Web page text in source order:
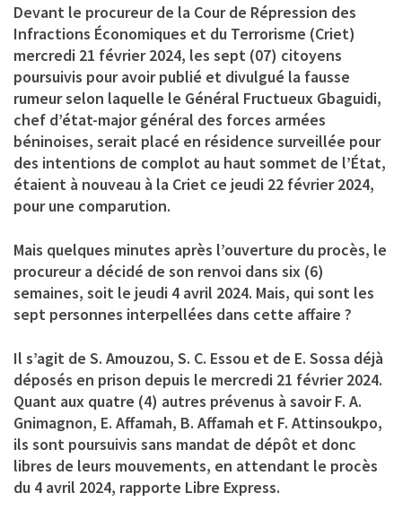
Devant le procureur de la Cour de Répression des
Infractions Économiques et du Terrorisme (Criet)
mercredi 21 février 2024, les sept (07) citoyens
poursuivis pour avoir publié et divulgué la fausse
rumeur selon laquelle le Général Fructueux Gbaguidi,
chef d’état-major général des forces armées
béninoises, serait placé en résidence surveillée pour
des intentions de complot au haut sommet de l’État,
étaient à nouveau à la Criet ce jeudi 22 février 2024,
pour une comparution.
Mais quelques minutes après l’ouverture du procès, le
procureur a décidé de son renvoi dans six (6)
semaines, soit le jeudi 4 avril 2024. Mais, qui sont les
sept personnes interpellées dans cette affaire ?
Il s’agit de S. Amouzou, S. C. Essou et de E. Sossa déjà
déposés en prison depuis le mercredi 21 février 2024.
Quant aux quatre (4) autres prévenus à savoir F. A.
Gnimagnon, E. Affamah, B. Affamah et F. Attinsoukpo,
ils sont poursuivis sans mandat de dépôt et donc
libres de leurs mouvements, en attendant le procès
du 4 avril 2024, rapporte Libre Express.